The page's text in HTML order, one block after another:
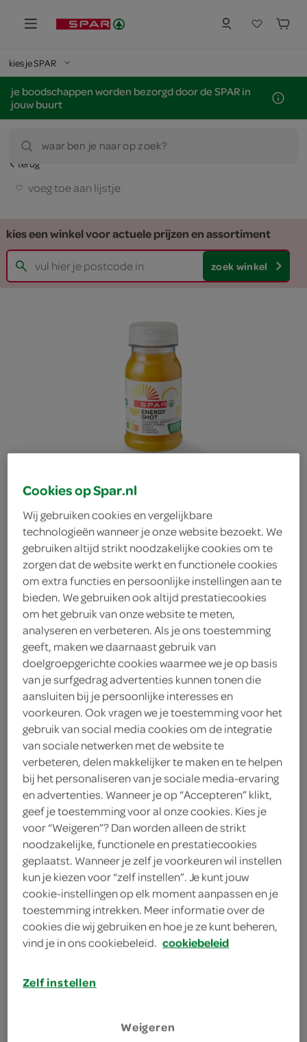
kies je SPAR
je boodschappen worden bezorgd door de SPAR in
jouw buurt
waar ben je naar op zoek?
terug
voeg toe aan lijstje
kies een winkel voor actuele prijzen en assortiment
zoek winkel
Spar vruchtensap
sinaasappel mandarijn
ananas
Spar
1.
75
125 Milliliter
Let op: aanbiedingen zijn niet zichtbaar bij de
producten, maar worden wél automatisch
verwerkt in de winkelmand.
pak een fles vol fruitige dorstlesser met sinaasappel,
mandarijn en ananas, lekker bij het ontbijt of als frisse
opkikker midden op de dag
Cookies op Spar.nl
Wij gebruiken cookies en vergelijkbare
technologieën wanneer je onze website bezoekt. We
gebruiken altijd strikt noodzakelijke cookies om te
zorgen dat de website werkt en functionele cookies
om extra functies en persoonlijke instellingen aan te
bieden. We gebruiken ook altijd prestatiecookies
om het gebruik van onze website te meten,
analyseren en verbeteren. Als je ons toestemming
geeft, maken we daarnaast gebruik van
doelgroepgerichte cookies waarmee we je op basis
van je surfgedrag advertenties kunnen tonen die
aansluiten bij je persoonlijke interesses en
voorkeuren. Ook vragen we je toestemming voor het
gebruik van social media cookies om de integratie
van sociale netwerken met de website te
verbeteren, delen makkelijker te maken en te helpen
bij het personaliseren van je sociale media-ervaring
en advertenties. Wanneer je op “Accepteren” klikt,
geef je toestemming voor al onze cookies. Kies je
voor “Weigeren”? Dan worden alleen de strikt
noodzakelijke, functionele en prestatiecookies
geplaatst. Wanneer je zelf je voorkeuren wil instellen
kun je kiezen voor “zelf instellen”. Je kunt jouw
cookie-instellingen op elk moment aanpassen en je
toestemming intrekken. Meer informatie over de
cookies die wij gebruiken en hoe je ze kunt beheren,
vind je in ons cookiebeleid. cookiebeleid
Zelf instellen
Weigeren